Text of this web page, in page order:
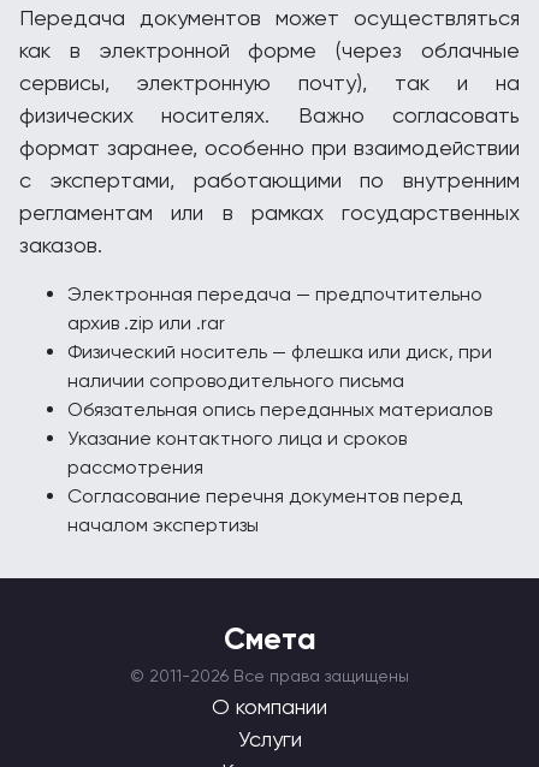
Передача документов может осуществляться
как в электронной форме (через облачные
сервисы, электронную почту), так и на
физических носителях. Важно согласовать
формат заранее, особенно при взаимодействии
с экспертами, работающими по внутренним
регламентам или в рамках государственных
заказов.
Электронная передача — предпочтительно
архив .zip или .rar
Физический носитель — флешка или диск, при
наличии сопроводительного письма
Обязательная опись переданных материалов
Указание контактного лица и сроков
рассмотрения
Согласование перечня документов перед
началом экспертизы
Смета
© 2011-2026 Все права защищены
О компании
Услуги